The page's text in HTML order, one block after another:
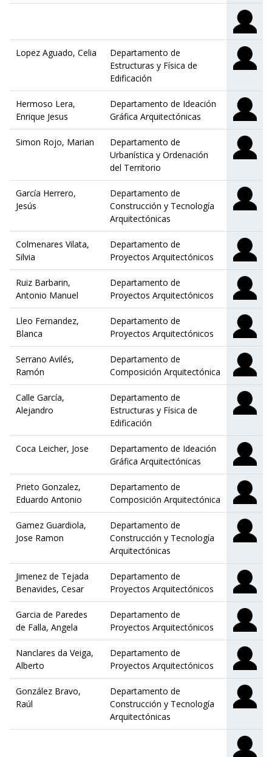
Lopez Aguado, Celia
Departamento de
Estructuras y Física de
Edificación
Hermoso Lera,
Enrique Jesus
Departamento de Ideación
Gráfica Arquitectónicas
Simon Rojo, Marian
Departamento de
Urbanística y Ordenación
del Territorio
García Herrero,
Jesús
Departamento de
Construcción y Tecnología
Arquitectónicas
Colmenares Vilata,
Silvia
Departamento de
Proyectos Arquitectónicos
Ruiz Barbarin,
Antonio Manuel
Departamento de
Proyectos Arquitectónicos
Lleo Fernandez,
Blanca
Departamento de
Proyectos Arquitectónicos
Serrano Avilés,
Ramón
Departamento de
Composición Arquitectónica
Calle García,
Alejandro
Departamento de
Estructuras y Física de
Edificación
Coca Leicher, Jose
Departamento de Ideación
Gráfica Arquitectónicas
Prieto Gonzalez,
Eduardo Antonio
Departamento de
Composición Arquitectónica
Gamez Guardiola,
Jose Ramon
Departamento de
Construcción y Tecnología
Arquitectónicas
Jimenez de Tejada
Benavides, Cesar
Departamento de
Proyectos Arquitectónicos
Garcia de Paredes
de Falla, Angela
Departamento de
Proyectos Arquitectónicos
Nanclares da Veiga,
Alberto
Departamento de
Proyectos Arquitectónicos
González Bravo,
Raúl
Departamento de
Construcción y Tecnología
Arquitectónicas